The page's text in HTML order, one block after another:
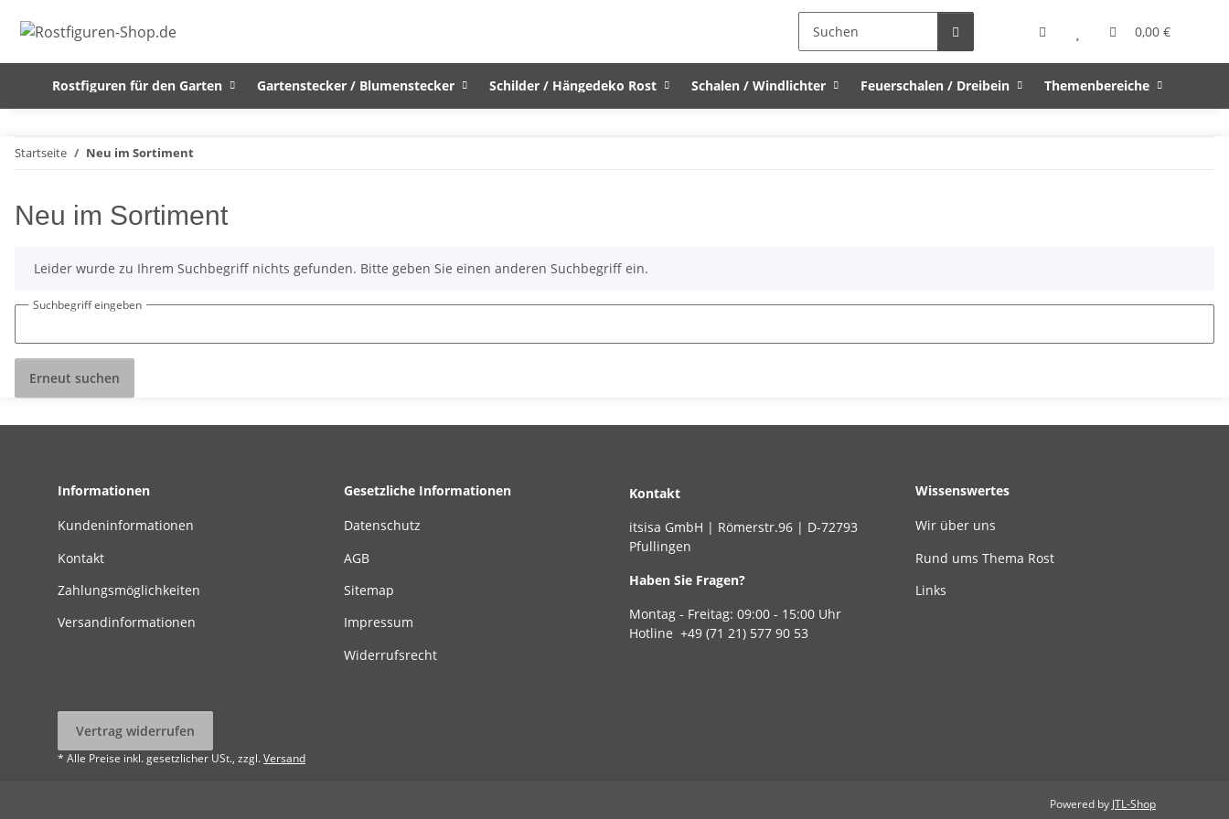
0,00 €
Rostfiguren für den Garten Gartenstecker / Blumenstecker Schilder / Hängedeko Rost Schalen / Windlichter Feuerschalen / Dreibein Themenbereiche
Startseite Neu im Sortiment
Neu im Sortiment
xLeider wurde zu Ihrem Suchbegriff nichts gefunden. Bitte geben Sie einen anderen Suchbegriff ein.
Suchbegriff eingeben
Erneut suchen
Informationen
Kundeninformationen
Kontakt
Zahlungsmöglichkeiten
Versandinformationen
Gesetzliche Informationen
Datenschutz
AGB
Sitemap
Impressum
Widerrufsrecht
Kontakt
itsisa GmbH | Römerstr.96 | D-72793
Pfullingen
Haben Sie Fragen?
Montag - Freitag: 09:00 - 15:00 Uhr
Hotline +49 (71 21) 577 90 53
Wissenswertes
Wir über uns
Rund ums Thema Rost
Links
Vertrag widerrufen
* Alle Preise inkl. gesetzlicher USt., zzgl.Versand
Powered by JTL-Shop